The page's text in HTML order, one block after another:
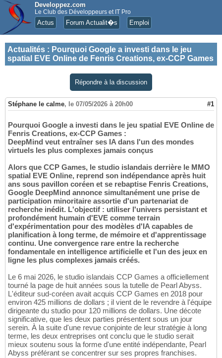
Developpez.com
Le Club des Développeurs et IT Pro
Actus Forum Actualit�s Emploi
Actualités : Pourquoi Google a investi dans le jeu
spatial EVE Online de Fenris Creations, ex-CCP Games
Répondre à la discussion
Stéphane le calme, le 07/05/2026 à 20h00 #1
Pourquoi Google a investi dans le jeu spatial EVE Online de
Fenris Creations, ex-CCP Games :
DeepMind veut entraîner ses IA dans l'un des mondes
virtuels les plus complexes jamais conçus
Alors que CCP Games, le studio islandais derrière le MMO
spatial EVE Online, reprend son indépendance après huit
ans sous pavillon coréen et se rebaptise Fenris Creations,
Google DeepMind annonce simultanément une prise de
participation minoritaire assortie d'un partenariat de
recherche inédit. L'objectif : utiliser l'univers persistant et
profondément humain d'EVE comme terrain
d'expérimentation pour des modèles d'IA capables de
planification à long terme, de mémoire et d'apprentissage
continu. Une convergence rare entre la recherche
fondamentale en intelligence artificielle et l'un des jeux en
ligne les plus complexes jamais créés.
Le 6 mai 2026, le studio islandais CCP Games a officiellement
tourné la page de huit années sous la tutelle de Pearl Abyss.
L'éditeur sud-coréen avait acquis CCP Games en 2018 pour
environ 425 millions de dollars ; il vient de le revendre à l'équipe
dirigeante du studio pour 120 millions de dollars. Une décote
significative, que les deux parties présentent sous un jour
serein. À la suite d'une revue conjointe de leur stratégie à long
terme, les deux entreprises ont conclu que le studio serait
mieux soutenu sous la forme d'une entité indépendante, Pearl
Abyss préférant se concentrer sur ses propres franchises.